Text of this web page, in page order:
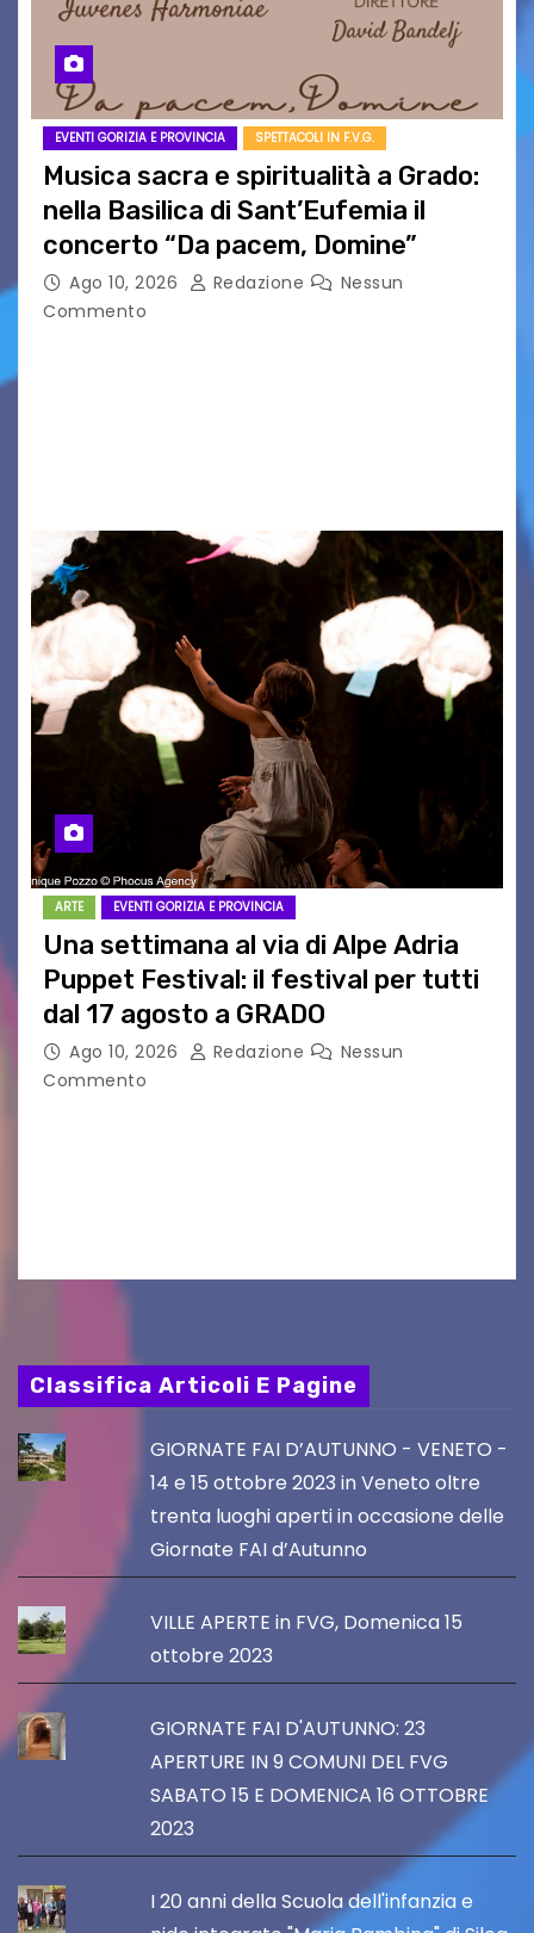
EVENTI GORIZIA E PROVINCIA SPETTACOLI IN F.V.G.
Musica sacra e spiritualità a Grado:
nella Basilica di Sant’Eufemia il
concerto “Da pacem, Domine”
Ago 10, 2026 Redazione
Nessun
Commento
ARTE EVENTI GORIZIA E PROVINCIA
Una settimana al via di Alpe Adria
Puppet Festival: il festival per tutti
dal 17 agosto a GRADO
Ago 10, 2026 Redazione
Nessun
Commento
Classifica Articoli E Pagine
GIORNATE FAI D’AUTUNNO - VENETO -
14 e 15 ottobre 2023 in Veneto oltre
trenta luoghi aperti in occasione delle
Giornate FAI d’Autunno
VILLE APERTE in FVG, Domenica 15
ottobre 2023
GIORNATE FAI D'AUTUNNO: 23
APERTURE IN 9 COMUNI DEL FVG
SABATO 15 E DOMENICA 16 OTTOBRE
2023
I 20 anni della Scuola dell'infanzia e